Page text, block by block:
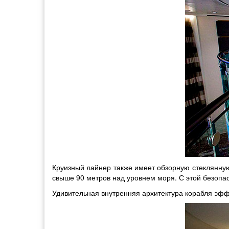
Круизный лайнер также имеет обзорную
свыше 90 метров над уровнем моря. С этой
Удивительная внутренняя архитектура корабля